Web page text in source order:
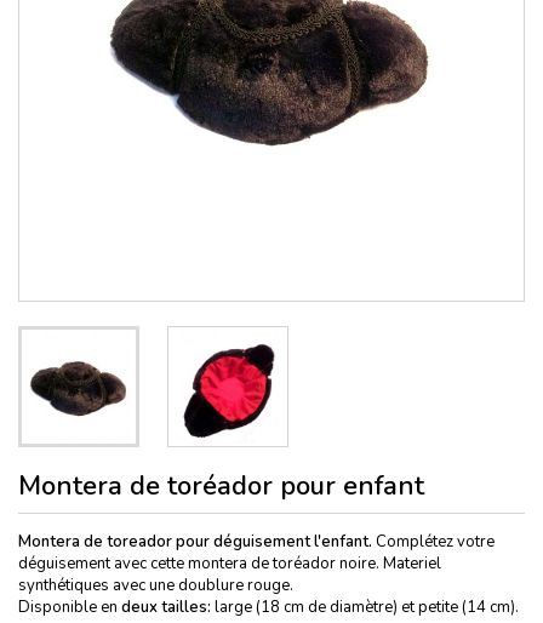
Montera de toréador pour enfant
Montera de toreador pour déguisement l'enfant. Complétez votre
déguisement avec cette montera de toréador noire. Materiel
synthétiques avec une doublure rouge.
Disponible en deux tailles: large (18 cm de diamètre) et petite (14 cm).